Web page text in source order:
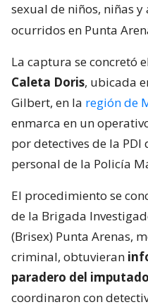
sexual de niños, niñas y
ocurridos en Punta
La captura se concretó
Caleta Doris, ubicada
Gilbert, en la región de
enmarca en un
por detectives de la
personal de la Policía
El procedimiento se
de la Brigada
(Brisex) Punta Arenas,
criminal, obtuvieran
paradero del
coordinaron con